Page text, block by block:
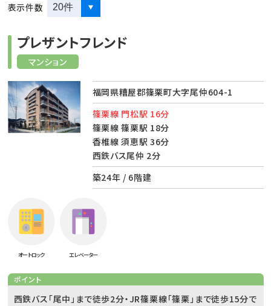
表示件数
マンション
プレザントフレンド
福岡県糟屋郡篠栗町大字尾仲604-1
篠栗線 門松駅 16分
篠栗線 篠栗駅 18分
香椎線 須恵駅 36分
西鉄バス尾仲 2分
築24年 / 6階建
オートロック エレベーター
ポイント
西鉄バス「尾中」まで徒歩2分・JR篠栗線「篠栗」まで徒歩15分で